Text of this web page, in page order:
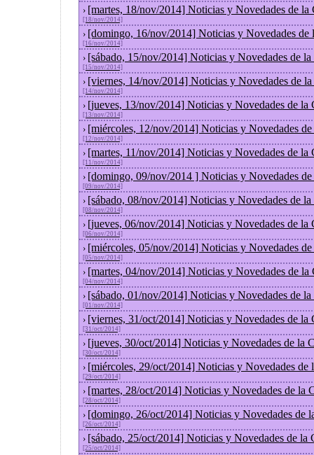
› [martes, 18/nov/2014] Noticias y Novedades de la
[18/nov/2014]
› [domingo, 16/nov/2014] Noticias y Novedades de
[16/nov/2014]
› [sábado, 15/nov/2014] Noticias y Novedades de
[15/nov/2014]
› [viernes, 14/nov/2014] Noticias y Novedades de
[14/nov/2014]
› [jueves, 13/nov/2014] Noticias y Novedades de la
[13/nov/2014]
› [miércoles, 12/nov/2014] Noticias y Novedades
[12/nov/2014]
› [martes, 11/nov/2014] Noticias y Novedades de la
[11/nov/2014]
› [domingo, 09/nov/2014 ] Noticias y Novedades
[09/nov/2014]
› [sábado, 08/nov/2014] Noticias y Novedades de
[08/nov/2014]
› [jueves, 06/nov/2014] Noticias y Novedades de la
[06/nov/2014]
› [miércoles, 05/nov/2014] Noticias y Novedades
[05/nov/2014]
› [martes, 04/nov/2014] Noticias y Novedades de la
[04/nov/2014]
› [sábado, 01/nov/2014] Noticias y Novedades de
[01/nov/2014]
› [viernes, 31/oct/2014] Noticias y Novedades de la
[31/oct/2014]
› [jueves, 30/oct/2014] Noticias y Novedades de la
[30/oct/2014]
› [miércoles, 29/oct/2014] Noticias y Novedades de
[29/oct/2014]
› [martes, 28/oct/2014] Noticias y Novedades de la
[28/oct/2014]
› [domingo, 26/oct/2014] Noticias y Novedades de
[26/oct/2014]
› [sábado, 25/oct/2014] Noticias y Novedades de la
[25/oct/2014]